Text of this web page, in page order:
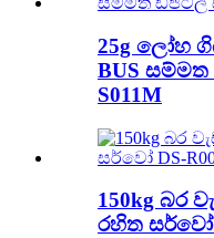
25g ලෝහ
BUS
S011M
150kg බර
රහිත සර්වෝ